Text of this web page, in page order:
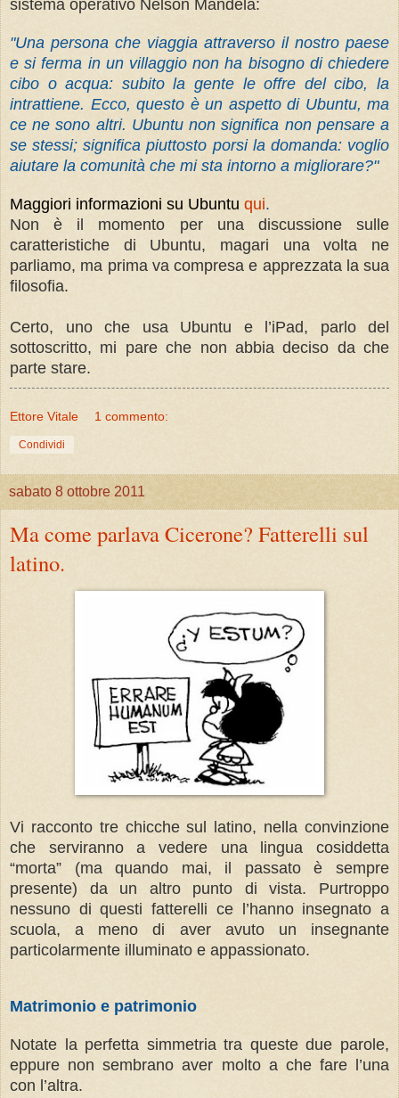
sistema operativo Nelson Mandela:
"Una persona che viaggia attraverso il nostro paese
e si ferma in un villaggio non ha bisogno di chiedere
cibo o acqua: subito la gente le offre del cibo, la
intrattiene. Ecco, questo è un aspetto di Ubuntu, ma
ce ne sono altri. Ubuntu non significa non pensare a
se stessi; significa piuttosto porsi la domanda: voglio
aiutare la comunità che mi sta intorno a migliorare?"
Maggiori informazioni su Ubuntu qui.
Non è il momento per una discussione sulle
caratteristiche di Ubuntu, magari una volta ne
parliamo, ma prima va compresa e apprezzata la sua
filosofia.
Certo, uno che usa Ubuntu e l’iPad, parlo del
sottoscritto, mi pare che non abbia deciso da che
parte stare.
Ettore Vitale 1 commento:
Condividi
sabato 8 ottobre 2011
Ma come parlava Cicerone? Fatterelli sul
latino.
Vi racconto tre chicche sul latino, nella convinzione
che serviranno a vedere una lingua cosiddetta
“morta” (ma quando mai, il passato è sempre
presente) da un altro punto di vista. Purtroppo
nessuno di questi fatterelli ce l’hanno insegnato a
scuola, a meno di aver avuto un insegnante
particolarmente illuminato e appassionato.
Matrimonio e patrimonio
Notate la perfetta simmetria tra queste due parole,
eppure non sembrano aver molto a che fare l’una
con l’altra.